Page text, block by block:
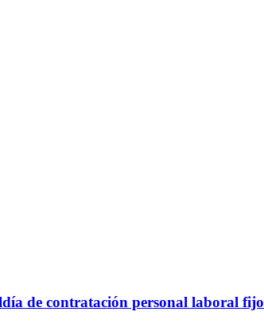
de contratación personal laboral fijo